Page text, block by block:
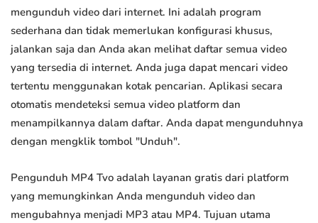
mengunduh video dari internet. Ini adalah program
sederhana dan tidak memerlukan konfigurasi khusus,
jalankan saja dan Anda akan melihat daftar semua video
yang tersedia di internet. Anda juga dapat mencari video
tertentu menggunakan kotak pencarian. Aplikasi secara
otomatis mendeteksi semua video platform dan
menampilkannya dalam daftar. Anda dapat mengunduhnya
dengan mengklik tombol "Unduh".
Pengunduh MP4 Tvo adalah layanan gratis dari platform
yang memungkinkan Anda mengunduh video dan
mengubahnya menjadi MP3 atau MP4. Tujuan utama